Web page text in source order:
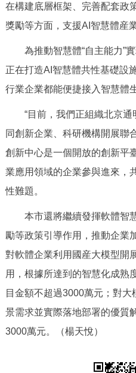
在構建底層框架、完善配套政
獎勵等方面，支援AI智慧體産
為推動智慧體“自主能力”實
正在打造AI智慧體共性基礎設
行業企業都能便捷接入智慧體
“目前，我們正組織北京通
同創新企業、科研機構開展聯
創新中心是一個開放的創新平
業應用領域的企業參與進來，
性難題。
本市還將繼續發揮軟體智
勵等政策引導作用，推動企業
對軟體企業利用國産大模型開
用，根據所達到的智慧化成熟
目金額不超過3000萬元；對
景需求並實際落地部署的優質
3000萬元。（楊天悅）